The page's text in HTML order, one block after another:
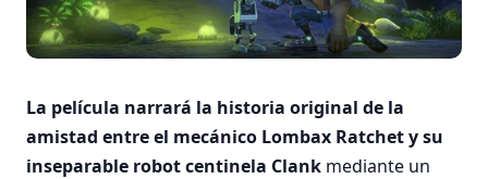
La película narrará la historia original de la
amistad entre el mecánico Lombax Ratchet y su
inseparable robot centinela Clank mediante un